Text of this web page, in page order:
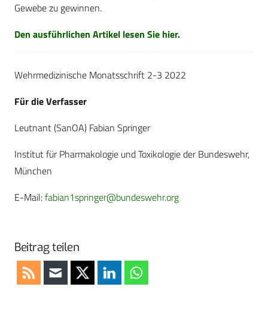
Gewebe zu gewinnen.
Den ausführlichen Artikel lesen Sie hier.
Wehrmedizinische Monatsschrift 2-3 2022
Für die Verfasser
Leutnant (SanOA) Fabian Springer
Institut für Pharmakologie und Toxikologie der ­Bundeswehr,
München
E-Mail:fabian1springer@bundeswehr.org
Beitrag teilen